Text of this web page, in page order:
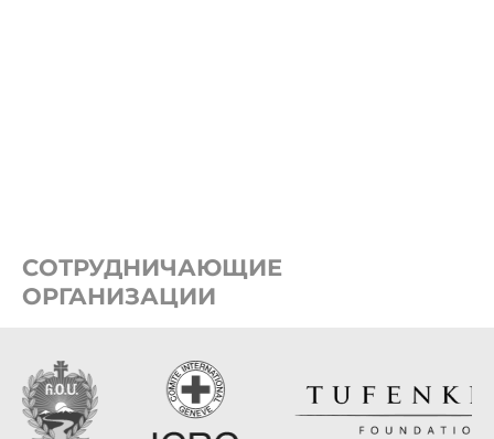
СОТРУДНИЧАЮЩИЕ
ОРГАНИЗАЦИИ